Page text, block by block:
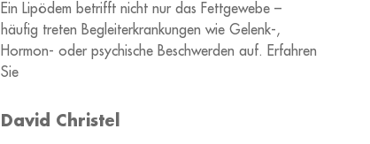
Ein Lipödem betrifft nicht nur das Fettgewebe –
häufig treten Begleiterkrankungen wie Gelenk-,
Hormon- oder psychische Beschwerden auf. Erfahren
Sie
David Christel